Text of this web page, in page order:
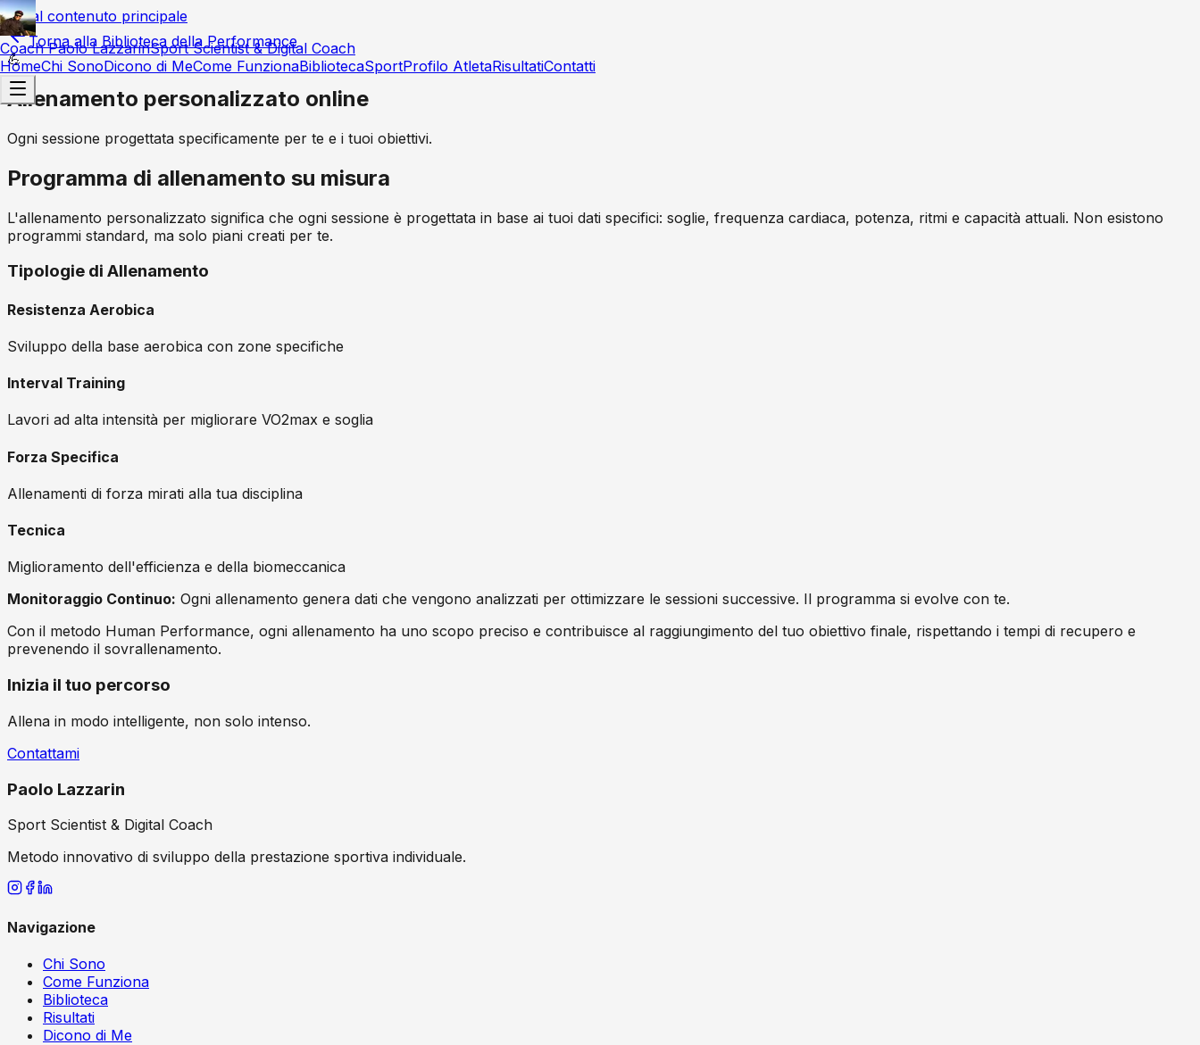
Vai al contenuto principale
Coach Paolo LazzarinSport Scientist & Digital Coach
HomeChi SonoDicono di MeCome FunzionaBibliotecaSportProfilo AtletaRisultatiContatti
Torna alla Biblioteca della Performance
💪
Allenamento personalizzato online
Ogni sessione progettata specificamente per te e i tuoi obiettivi.
Programma di allenamento su misura
L'allenamento personalizzato significa che ogni sessione è progettata in base ai tuoi dati specifici: soglie, frequenza cardiaca, potenza, ritmi e capacità attuali. Non esistono
programmi standard, ma solo piani creati per te.
Tipologie di Allenamento
Resistenza Aerobica
Sviluppo della base aerobica con zone specifiche
Interval Training
Lavori ad alta intensità per migliorare VO2max e soglia
Forza Specifica
Allenamenti di forza mirati alla tua disciplina
Tecnica
Miglioramento dell'efficienza e della biomeccanica
Monitoraggio Continuo: Ogni allenamento genera dati che vengono analizzati per ottimizzare le sessioni successive. Il programma si evolve con te.
Con il metodo Human Performance, ogni allenamento ha uno scopo preciso e contribuisce al raggiungimento del tuo obiettivo finale, rispettando i tempi di recupero e
prevenendo il sovrallenamento.
Inizia il tuo percorso
Allena in modo intelligente, non solo intenso.
Contattami
Paolo Lazzarin
Sport Scientist & Digital Coach
Metodo innovativo di sviluppo della prestazione sportiva individuale.
Navigazione
Chi Sono
Come Funziona
Biblioteca
Risultati
Dicono di Me